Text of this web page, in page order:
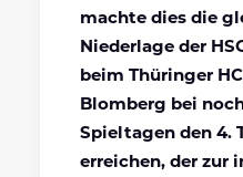
machte dies die
Niederlage der
beim Thüringer
Blomberg bei
Spieltagen den 4.
erreichen, der zur